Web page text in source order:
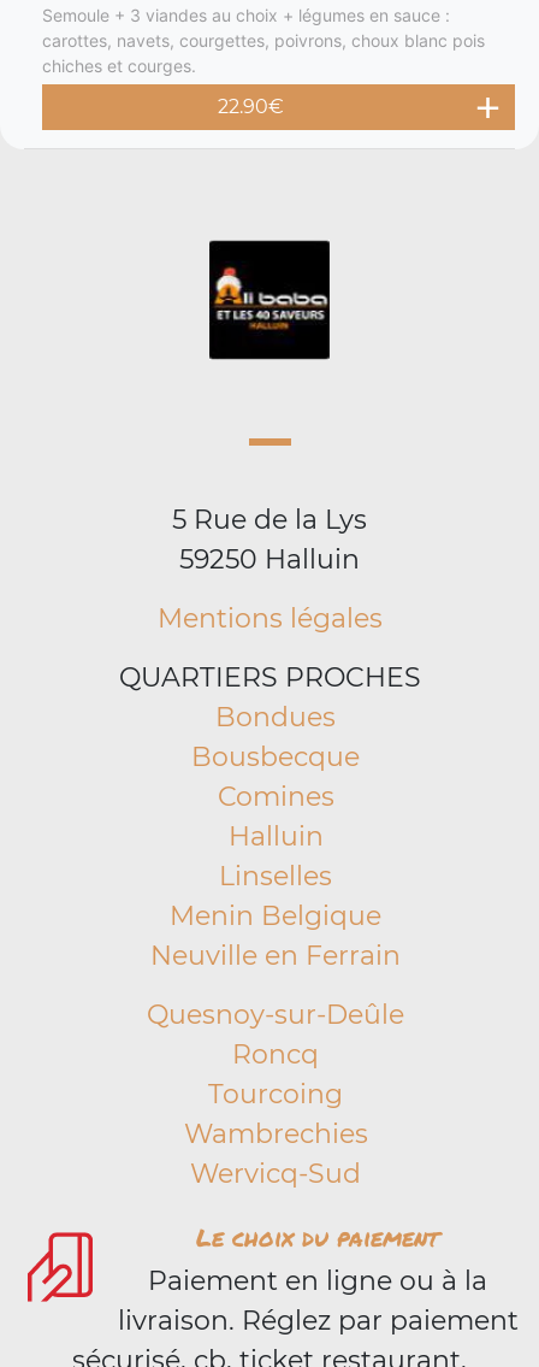
Semoule + 3 viandes au choix + légumes en sauce :
carottes, navets, courgettes, poivrons, choux blanc pois
chiches et courges.
22.90€
5 Rue de la Lys
59250 Halluin
Mentions légales
QUARTIERS PROCHES
Bondues
Bousbecque
Comines
Halluin
Linselles
Menin Belgique
Neuville en Ferrain
Quesnoy-sur-Deûle
Roncq
Tourcoing
Wambrechies
Wervicq-Sud
Le choix du paiement
Paiement en ligne ou à la
livraison. Réglez par paiement
sécurisé, cb, ticket restaurant,